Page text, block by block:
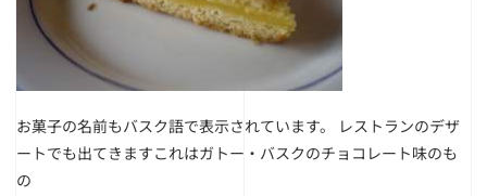
お菓子の名前もバスク語で表示されています。 レストランのデザ
ートでも出てきますこれはガトー・バスクのチョコレート味のも
の